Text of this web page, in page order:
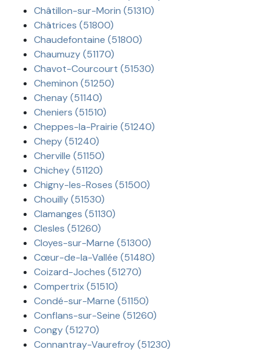
Châtillon-sur-Morin (51310)
Châtrices (51800)
Chaudefontaine (51800)
Chaumuzy (51170)
Chavot-Courcourt (51530)
Cheminon (51250)
Chenay (51140)
Cheniers (51510)
Cheppes-la-Prairie (51240)
Chepy (51240)
Cherville (51150)
Chichey (51120)
Chigny-les-Roses (51500)
Chouilly (51530)
Clamanges (51130)
Clesles (51260)
Cloyes-sur-Marne (51300)
Cœur-de-la-Vallée (51480)
Coizard-Joches (51270)
Compertrix (51510)
Condé-sur-Marne (51150)
Conflans-sur-Seine (51260)
Congy (51270)
Connantray-Vaurefroy (51230)